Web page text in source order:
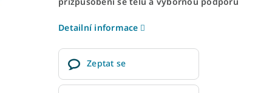
Detailní informace
Zeptat se